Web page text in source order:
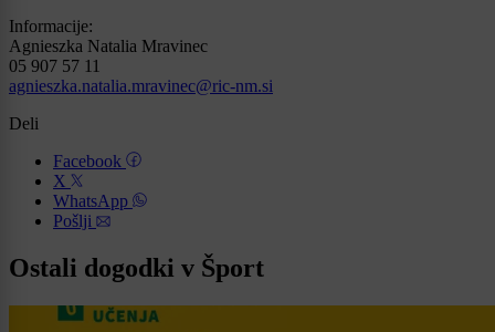
Informacije:
Agnieszka Natalia Mravinec
05 907 57 11
agnieszka.natalia.mravinec@ric-nm.si
Deli
Facebook
X
WhatsApp
Pošlji
Ostali dogodki v Šport